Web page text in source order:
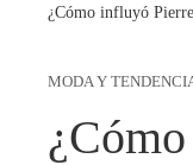
¿Cómo influyó
MODA Y